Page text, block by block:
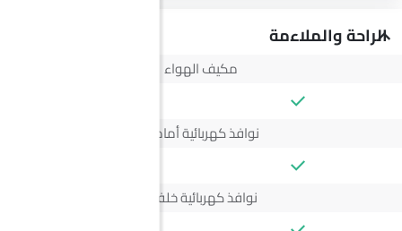
الراحة والملاءمة
مكيف الهواء
نوافذ كهربائية أمامية
نوافذ كهربائية خلفية